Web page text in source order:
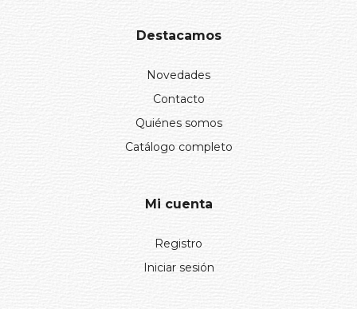
Destacamos
Novedades
Contacto
Quiénes somos
Catálogo completo
Mi cuenta
Registro
Iniciar sesión